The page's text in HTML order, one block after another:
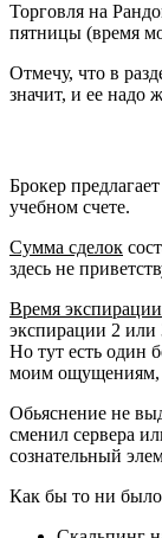
Торговля на
пятницы (время
Отмечу, что в
значит, и ее надо
Брокер
учебном счете.
Сумма сделок
здесь не
Время экспирации
экспирации 2
Но тут есть один
моим ощущениям,
Обьяснение не
сменил сервера
сознательный
Как бы то ни